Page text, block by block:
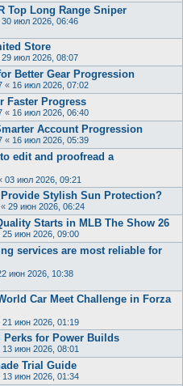
Top Long Range Sniper
30 июл 2026, 06:46
Store
29 июл 2026, 08:07
Better Gear Progression
« 16 июл 2026, 07:02
Faster Progress
« 16 июл 2026, 06:40
Account Progression
« 16 июл 2026, 05:39
edit and proofread a
03 июл 2026, 09:21
Stylish Sun Protection?
« 29 июн 2026, 06:24
Starts in MLB The Show 26
25 июн 2026, 09:00
services are most reliable for
июн 2026, 10:38
Car Meet Challenge in Forza
21 июн 2026, 01:19
Perks for Power Builds
13 июн 2026, 08:01
Trial Guide
13 июн 2026, 01:34